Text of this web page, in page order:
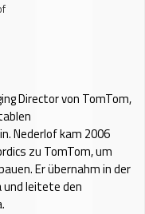
Director von TomTom,
Nederlof kam 2006
zu TomTom, um
Er übernahm in der
und leitete den